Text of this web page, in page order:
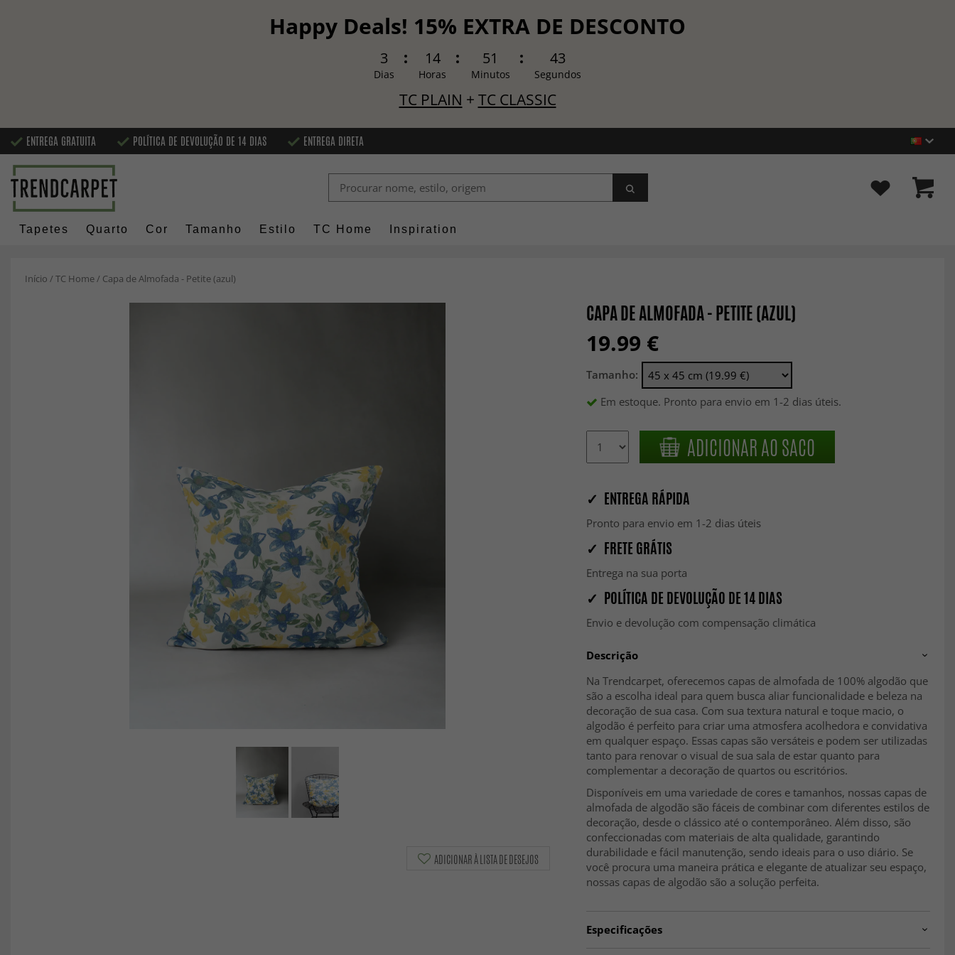
Happy Deals! 15% EXTRA DE DESCONTO
3
Dias
14
Horas
51
Minutos
42
Segundos
TC PLAIN + TC CLASSIC
ENTREGA GRATUITA POLÍTICA DE DEVOLUÇÃO DE 14 DIAS ENTREGA DIRETA
Tapetes Quarto Cor Tamanho Estilo TC Home Inspiration
Início /TC Home/ Capa de Almofada - Petite (azul)
CAPA DE ALMOFADA - PETITE (AZUL)
19.99 €
Tamanho:
Em estoque. Pronto para envio em 1-2 dias úteis.
ADICIONAR AO SACO
✓ ENTREGA RÁPIDA
Pronto para envio em 1-2 dias úteis
✓ FRETE GRÁTIS
Entrega na sua porta
✓ POLÍTICA DE DEVOLUÇÃO DE 14 DIAS
Envio e devolução com compensação climática
Descrição
Na Trendcarpet, oferecemos capas de almofada de 100% algodão que
são a escolha ideal para quem busca aliar funcionalidade e beleza na
decoração de sua casa. Com sua textura natural e toque macio, o
algodão é perfeito para criar uma atmosfera acolhedora e convidativa
em qualquer espaço. Essas capas são versáteis e podem ser utilizadas
tanto para renovar o visual de sua sala de estar quanto para
complementar a decoração de quartos ou escritórios.
Disponíveis em uma variedade de cores e tamanhos, nossas capas de
almofada de algodão são fáceis de combinar com diferentes estilos de
decoração, desde o clássico até o contemporâneo. Além disso, são
confeccionadas com materiais de alta qualidade, garantindo
durabilidade e fácil manutenção, sendo ideais para o uso diário. Se
você procura uma maneira prática e elegante de atualizar seu espaço,
nossas capas de algodão são a solução perfeita.
Especificações
ADICIONAR À LISTA DE DESEJOS